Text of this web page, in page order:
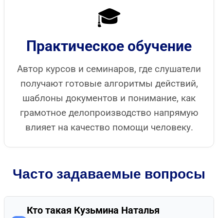
🎓
Практическое обучение
Автор курсов и семинаров, где слушатели
получают готовые алгоритмы действий,
шаблоны документов и понимание, как
грамотное делопроизводство напрямую
влияет на качество помощи человеку.
Часто задаваемые вопросы
Кто такая Кузьмина Наталья